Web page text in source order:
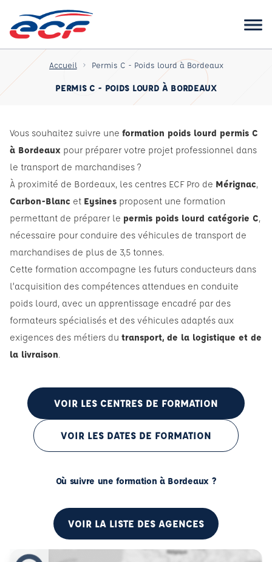
Accueil Permis C - Poids lourd à Bordeaux
PERMIS C - POIDS LOURD À BORDEAUX
Vous souhaitez suivre une formation poids lourd permis C
à Bordeaux pour préparer votre projet professionnel dans
le transport de marchandises ?
À proximité de Bordeaux, les centres ECF Pro de Mérignac,
Carbon-Blanc et Eysines proposent une formation
permettant de préparer le permis poids lourd catégorie C,
nécessaire pour conduire des véhicules de transport de
marchandises de plus de 3,5 tonnes.
Cette formation accompagne les futurs conducteurs dans
l’acquisition des compétences attendues en conduite
poids lourd, avec un apprentissage encadré par des
formateurs spécialisés et des véhicules adaptés aux
exigences des métiers du transport, de la logistique et de
la livraison.
VOIR LES CENTRES DE FORMATION
VOIR LES DATES DE FORMATION
Où suivre une formation à Bordeaux ?
VOIR LA LISTE DES AGENCES